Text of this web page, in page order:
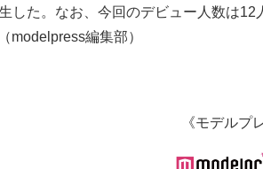
した。なお、今回のデビュー人数は12
modelpress編集部）
《モデルプ